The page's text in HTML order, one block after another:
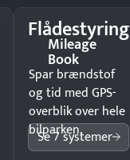
Flådestyring
Mileage
Book
Spar brændstof
og tid med GPS-
overblik over hele
bilparken.
Se 7 systemer